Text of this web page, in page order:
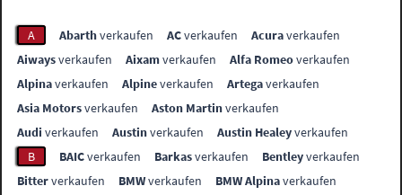
A Abarthverkaufen ACverkaufen Acuraverkaufen
Aiwaysverkaufen Aixamverkaufen Alfa Romeoverkaufen
Alpinaverkaufen Alpineverkaufen Artegaverkaufen
Asia Motorsverkaufen Aston Martinverkaufen
Audi verkaufen Austinverkaufen Austin Healeyverkaufen
B
BAICverkaufen Barkasverkaufen Bentleyverkaufen
Bitterverkaufen BMWverkaufen BMW Alpinaverkaufen